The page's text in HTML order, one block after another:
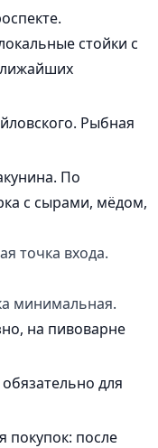
стойки с
Рыбная
По
с сырами, мёдом,
точка входа.
минимальная.
на пивоварне
для
покупок: после